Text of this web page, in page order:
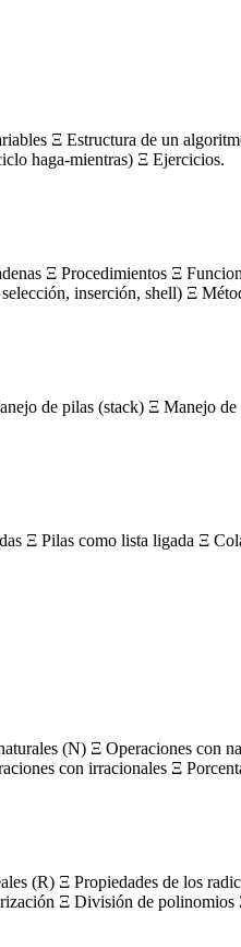
Ξ Estructura de un
haga-mientras) Ξ Ejercicios.
Ξ Procedimientos Ξ
inserción, shell) Ξ
de pilas (stack) Ξ Manejo
Ξ Pilas como lista ligada Ξ
(N) Ξ Operaciones con
con irracionales Ξ
(R) Ξ Propiedades de los
Ξ División de